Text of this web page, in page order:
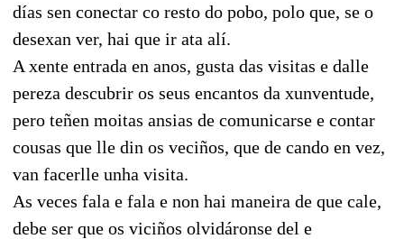
días sen conectar co resto do pobo, polo que, se o
desexan ver, hai que ir ata alí.
A xente entrada en anos, gusta das visitas e dalle
pereza descubrir os seus encantos da xunventude,
pero teñen moitas ansias de comunicarse e contar
cousas que lle din os veciños, que de cando en vez,
van facerlle unha visita.
As veces fala e fala e non hai maneira de que cale,
debe ser que os viciños olvidáronse del e